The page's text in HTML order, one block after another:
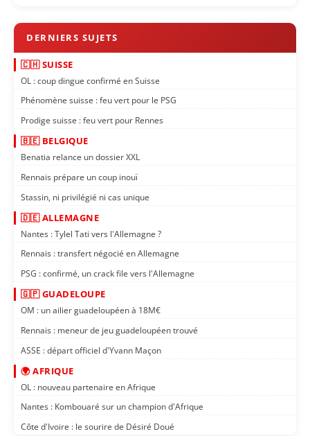
🇨🇭 SUISSE
OL : coup dingue confirmé en Suisse
Phénomène suisse : feu vert pour le PSG
Prodige suisse : feu vert pour Rennes
🇧🇪 BELGIQUE
Benatia relance un dossier XXL
Rennais prépare un coup inouï
Stassin, ni privilégié ni cas unique
🇩🇪 ALLEMAGNE
Nantes : Tylel Tati vers l'Allemagne ?
Rennais : transfert négocié en Allemagne
PSG : confirmé, un crack file vers l'Allemagne
🇬🇵 GUADELOUPE
OM : un ailier guadeloupéen à 18M€
Rennais : meneur de jeu guadeloupéen trouvé
ASSE : départ officiel d'Yvann Maçon
🌍 AFRIQUE
OL : nouveau partenaire en Afrique
Nantes : Kombouaré sur un champion d'Afrique
Côte d'Ivoire : le sourire de Désiré Doué